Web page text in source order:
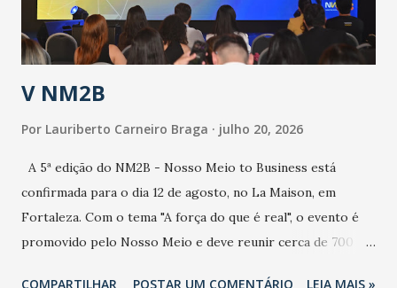
contaminação alta, podendo gerar um grande risco à
população e ao sistema de saúde. “Precisamos saber fazer a
estratificação do risco da doença, para não so...
V NM2B
Por Lauriberto Carneiro Braga julho 20, 2026
A 5ª edição do NM2B - Nosso Meio to Business está
confirmada para o dia 12 de agosto, no La Maison, em
Fortaleza. Com o tema "A força do que é real", o evento é
promovido pelo Nosso Meio e deve reunir cerca de 700
COMPARTILHAR POSTAR UM COMENTÁRIO LEIA MAIS »